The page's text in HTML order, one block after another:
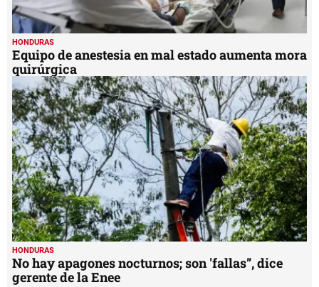
HONDURAS
Equipo de anestesia en mal estado aumenta mora
quirúrgica
HONDURAS
No hay apagones nocturnos; son 'fallas”, dice
gerente de la Enee